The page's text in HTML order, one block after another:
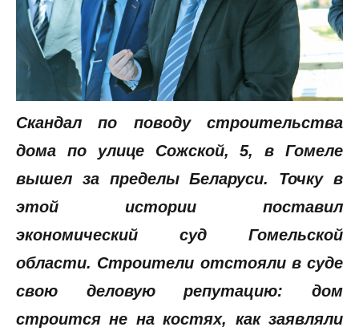
Скандал по поводу строительства
дома по улице Сожской, 5, в Гомеле
вышел за пределы Беларуси. Точку в
этой истории поставил
экономический суд Гомельской
области. Строители отстояли в суде
свою деловую репутацию: дом
строится не на костях, как заявляли